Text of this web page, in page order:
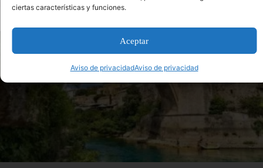
ciertas características y funciones.
Aceptar
Aviso de privacidadAviso de privacidad
Read More »